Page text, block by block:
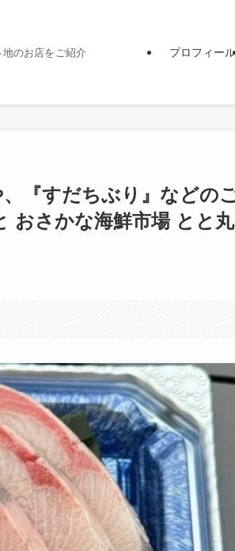
のお店をご紹介 プロフィール
『すだちぶり』などの
さかな海鮮市場 とと丸